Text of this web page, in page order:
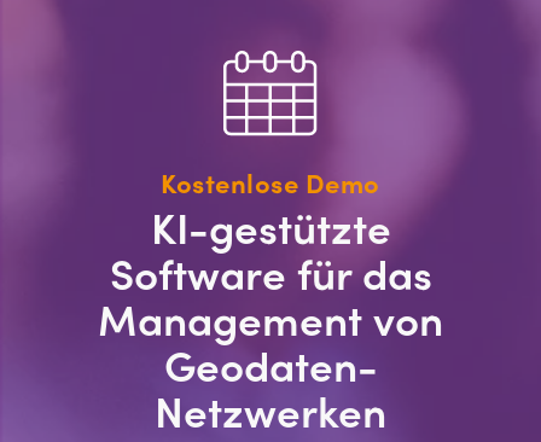
Kostenlose Demo
KI-gestützte
Software für das
Management von
Geodaten-
Netzwerken